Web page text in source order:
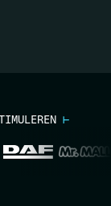
⊢